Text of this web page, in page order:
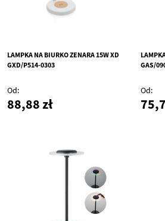
LAMPKA NA BIURKO ZENARA 15W XD
GXD/P514-0303
Od
88,88 zł
GAS/
Od